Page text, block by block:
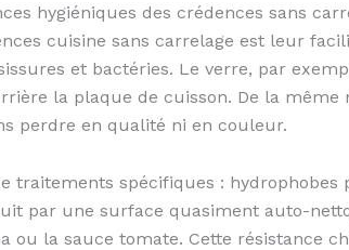
hygiéniques des crédences sans
cuisine sans carrelage est leur
et bactéries. Le verre, par
la plaque de cuisson. De la
perdre en qualité ni en couleur.
traitements spécifiques :
par une surface quasiment auto-
ou la sauce tomate. Cette résistance